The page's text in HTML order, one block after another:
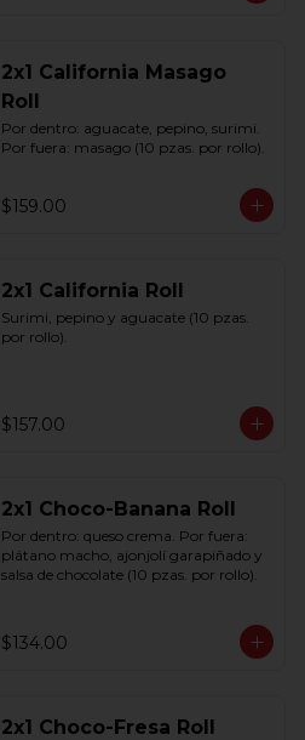
2x1 California Masago
Roll
Por dentro: aguacate, pepino, surimi.
Por fuera: masago (10 pzas. por rollo).
$159.00
2x1 California Roll
Surimi, pepino y aguacate (10 pzas.
por rollo).
$157.00
2x1 Choco-Banana Roll
Por dentro: queso crema. Por fuera:
plátano macho, ajonjolí garapiñado y
salsa de chocolate (10 pzas. por rollo).
$134.00
2x1 Choco-Fresa Roll